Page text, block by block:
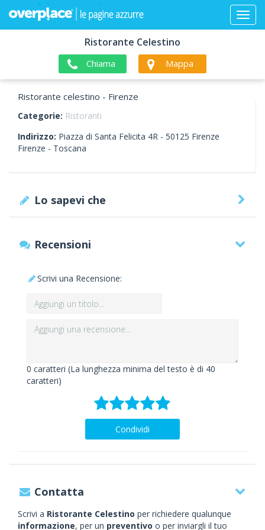
Ristorante Celestino
Chiama Mappa
Ristorante celestino - Firenze
Categorie: Ristoranti
Indirizzo: Piazza di Santa Felicita 4R - 50125 Firenze
Firenze - Toscana
Lo sapevi che
Recensioni
Scrivi una Recensione:
0 caratteri (La lunghezza minima del testo è di 40
caratteri)
Condividi
Contatta
Scrivi a Ristorante Celestino per richiedere qualunque
informazione, per un preventivo o per inviargli il tuo